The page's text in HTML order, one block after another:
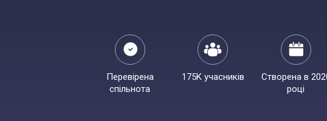
Перевірена
спільнота
175K учасників
Створена в
році